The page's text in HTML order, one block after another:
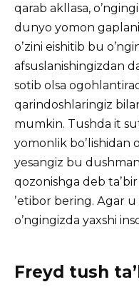
qarab akllasa,
dunyo yomon
oʼzini eishitib bu
afsuslanishingizdan
sotib olsa
qarindoshlaringiz
mumkin. Tushda it
yomonlik boʼlishidan
yesangiz bu
qozonishga deb
ʼetibor bering. Аgar u
oʼngingizda yaxshi
Freyd tush